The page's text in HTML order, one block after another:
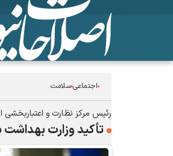
اجتماعیسلامت
رئیس مرکز نظارت و
تأکید وزارت